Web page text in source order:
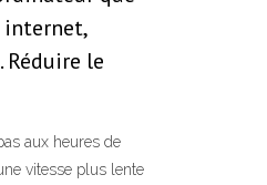
le
aux heures de
vitesse plus lente